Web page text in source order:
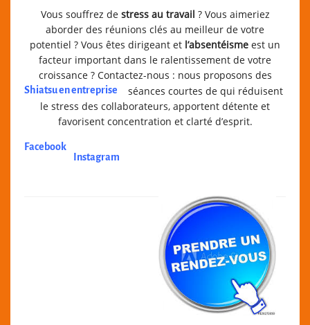
Vous souffrez de stress au travail ? Vous aimeriez
aborder des réunions clés au meilleur de votre
potentiel ? Vous êtes dirigeant et l’absentéisme est un
facteur important dans le ralentissement de votre
croissance ? Contactez-nous : nous proposons des
séances courtes de
Shiatsu en entreprise
qui réduisent
le stress des collaborateurs, apportent détente et
favorisent concentration et clarté d’esprit.
Facebook
Instagram